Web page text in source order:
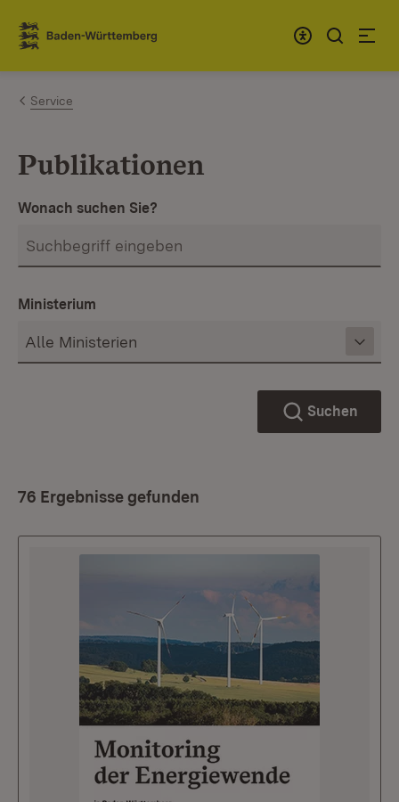
Zum Inhalt springen
Link zur Startseite
Service
Publikationen
Wonach suchen Sie?
Ministerium
Suchen
76 Ergebnisse gefunden